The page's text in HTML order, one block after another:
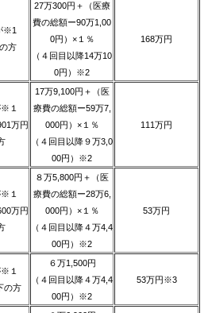
※1
方
27万300円＋（医療
費の総額ー90万1,00
0円）×１％
（４回目以降14万10
0円）※2
168万円
１
万円
17万9,100円＋（医
療費の総額ー59万7,
000円）×１％
（４回目以降９万3,0
00円）※2
111万円
１
万円
８万5,800円＋（医
療費の総額ー28万6,
000円）×１％
（４回目以降４万4,4
00円）※2
53万円
１
の方
６万1,500円
（４回目以降４万4,4
00円）※2
53万円※3